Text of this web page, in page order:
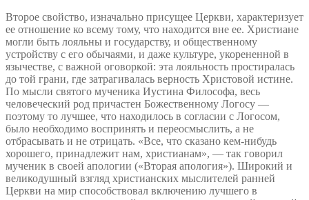
Второе свойство, изначально присущее Церкви, характеризует
ее отношение ко всему тому, что находится вне ее. Христиане
могли быть лояльны и государству, и общественному
устройству с его обычаями, и даже культуре, укорененной в
язычестве, с важной оговоркой: эта лояльность простиралась
до той грани, где затрагивалась верность Христовой истине.
По мысли святого мученика Иустина Философа, весь
человеческий род причастен Божественному Логосу —
поэтому то лучшее, что находилось в согласии с Логосом,
было необходимо воспринять и переосмыслить, а не
отбрасывать и не отрицать. «Все, что сказано кем-нибудь
хорошего, принадлежит нам, христианам», — так говорил
мученик в своей апологии («Вторая апология»). Широкий и
великодушный взгляд христианских мыслителей ранней
Церкви на мир способствовал включению лучшего в